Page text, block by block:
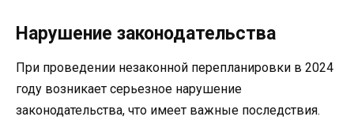
Нарушение законодательства
При проведении незаконной перепланировки в 2024
году возникает серьезное нарушение
законодательства, что имеет важные последствия.